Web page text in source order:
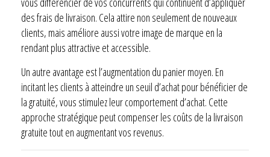
des frais de livraison. Cela attire non seulement de nouveaux
clients, mais améliore aussi votre image de marque en la
rendant plus attractive et accessible.
Un autre avantage est l’augmentation du panier moyen. En
incitant les clients à atteindre un seuil d’achat pour bénéficier de
la gratuité, vous stimulez leur comportement d’achat. Cette
approche stratégique peut compenser les coûts de la livraison
gratuite tout en augmentant vos revenus.